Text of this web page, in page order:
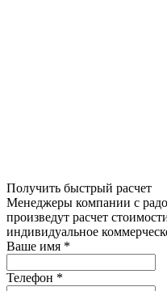
Получить быстрый расчет
Менеджеры компании с
произведут расчет
индивидуальное
Ваше имя *
Телефон *